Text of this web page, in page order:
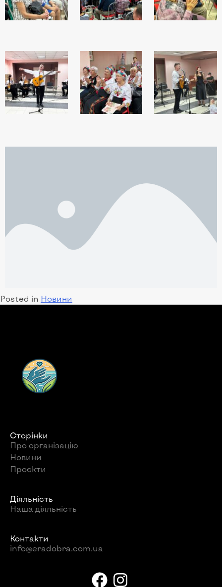
Posted in Новини
Сторінки
Про організацію
Новини
Проєкти
Діяльність
Наша діяльність
Контакти
info@eradobra.com.ua